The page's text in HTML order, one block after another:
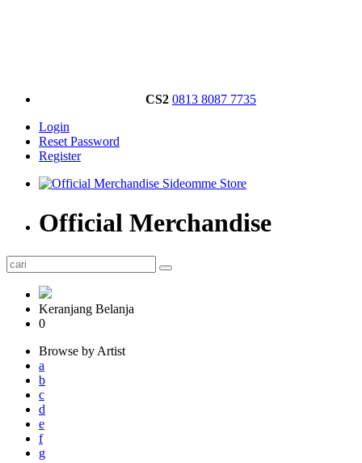
CS2 0813 8087 7735
Login
Reset Password
Register
Official Merchandise
Keranjang Belanja
0
Browse by Artist
a
b
c
d
e
f
g